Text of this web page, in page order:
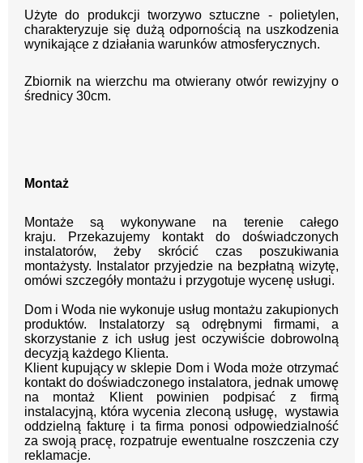
Użyte do produkcji tworzywo sztuczne - polietylen,
charakteryzuje się dużą odpornością na uszkodzenia
wynikające z działania warunków atmosferycznych.
Zbiornik na wierzchu ma otwierany otwór rewizyjny o
średnicy 30cm.
Montaż
Montaże są wykonywane na terenie całego
kraju.
Przekazujemy kontakt do doświadczonych
instalatorów, żeby skrócić czas poszukiwania
montażysty.
Instalator przyjedzie na bezpłatną wizytę,
omówi szczegóły montażu i przygotuje wycenę usługi.
Dom i Woda nie wykonuje usług montażu zakupionych
produktów. Instalatorzy są odrębnymi firmami, a
skorzystanie z ich usług jest oczywiście dobrowolną
decyzją każdego Klienta.
Klient kupujący w sklepie Dom i Woda może otrzymać
kontakt do doświadczonego instalatora, jednak umowę
na montaż Klient powinien podpisać z firmą
instalacyjną, która wycenia zleconą usługę, wystawia
oddzielną fakturę i ta firma ponosi odpowiedzialność
za swoją pracę, rozpatruje ewentualne roszczenia czy
reklamacje.